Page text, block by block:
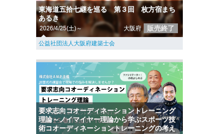
東海道五拾七継を巡る 第３回 枚方宿まち
あるき
2026/4/25(土)～ 大阪府 販売終了
公益社団法人大阪府建築士会
要求志向コオーディネーショントレーニング
理論～ノイマイヤー理論から学ぶスポーツ技
術コオーディネーショントレーニングの考え